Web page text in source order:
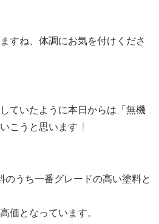
すね、体調にお気を付けくださ
ていたように本日からは「無機
こうと思います
のうち一番グレードの高い塗料と
価となっています。